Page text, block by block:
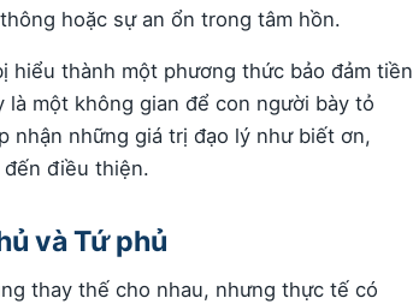
hoặc sự an ổn trong tâm hồn.
hiểu thành một phương thức bảo đảm tiền
một không gian để con người bày tỏ
nhận những giá trị đạo lý như biết ơn,
điều thiện.
và Tứ phủ
thay thế cho nhau, nhưng thực tế có